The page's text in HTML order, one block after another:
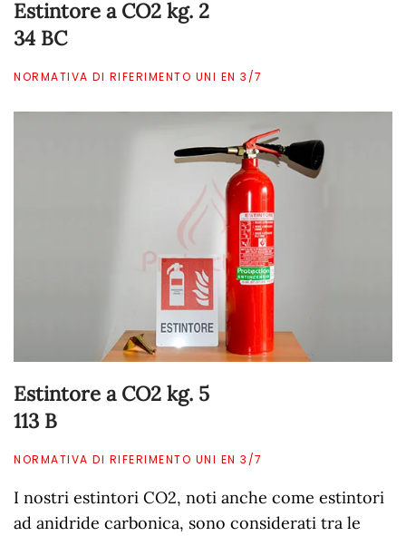
Estintore a CO2 kg. 2
34 BC
NORMATIVA DI RIFERIMENTO UNI EN 3/7
Estintore a CO2 kg. 5
113 B
NORMATIVA DI RIFERIMENTO UNI EN 3/7
I nostri estintori CO2, noti anche come estintori
ad anidride carbonica, sono considerati tra le